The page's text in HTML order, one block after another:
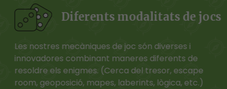
Diferents modalitats de jocs
Les nostres mecàniques de joc són diverses i
innovadores combinant maneres diferents de
resoldre els enigmes. (Cerca del tresor, escape
room, geoposició, mapes, laberints, lògica, etc.)